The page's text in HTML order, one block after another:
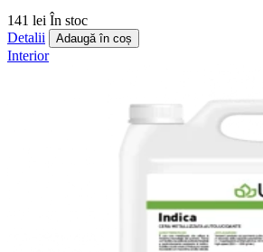
141 lei În stoc
Detalii
Adaugă în coș
Interior